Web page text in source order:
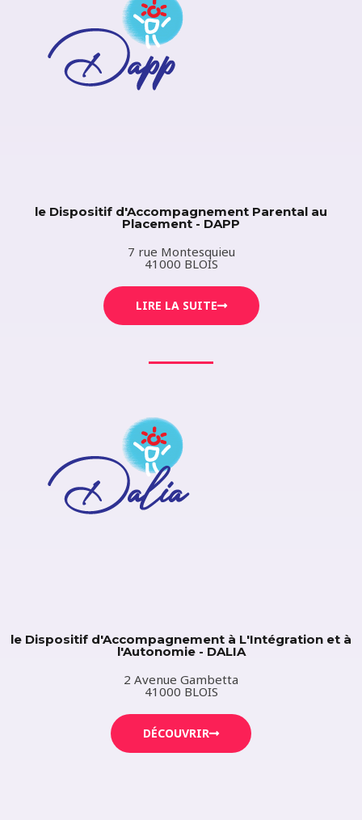
le Dispositif d'Accompagnement Parental au
Placement - DAPP
7 rue Montesquieu
41000 BLOIS
LIRE LA SUITE
le Dispositif d'Accompagnement à L'Intégration et à
l'Autonomie - DALIA
2 Avenue Gambetta
41000 BLOIS
DÉCOUVRIR